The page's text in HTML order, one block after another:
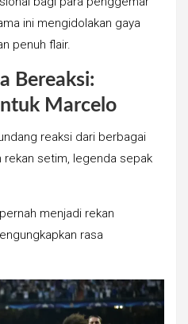
ini mengidolakan gaya
penuh flair.
Bereaksi:
Marcelo
reaksi dari berbagai
rekan setim, legenda sepak
menjadi rekan
rasa